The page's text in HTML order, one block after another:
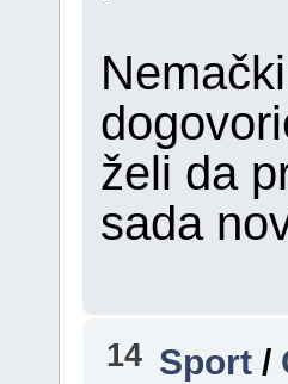
želi da
sada
14 Sport /